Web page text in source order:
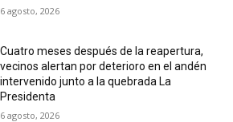
6 agosto, 2026
Cuatro meses después de la reapertura,
vecinos alertan por deterioro en el andén
intervenido junto a la quebrada La
Presidenta
6 agosto, 2026